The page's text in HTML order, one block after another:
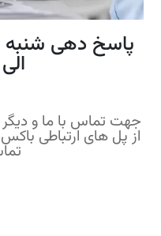
الی 5 عصر
جهت تماس با ما و
از پل های ارتباطی